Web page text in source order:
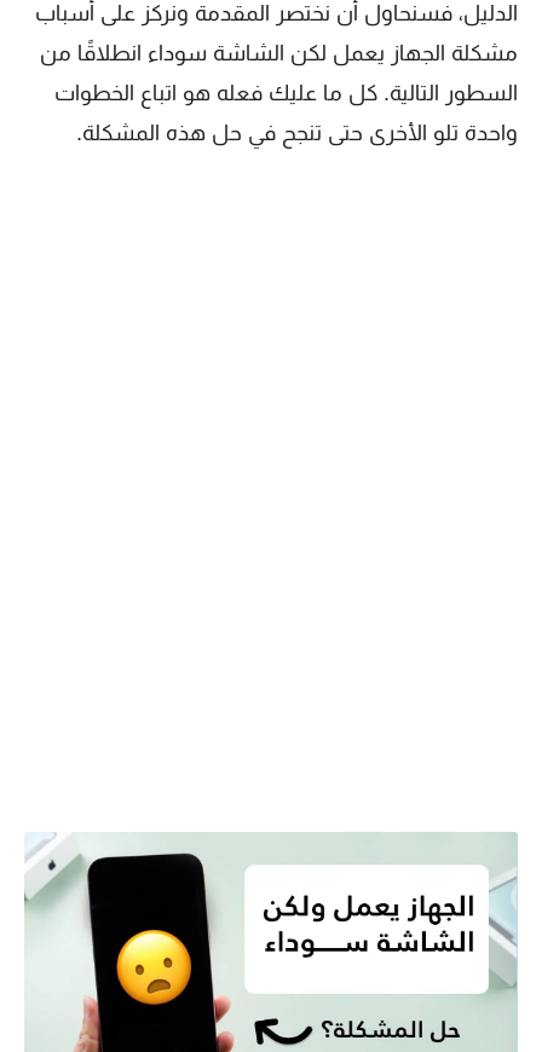
الدليل، فسنحاول أن نختصر المقدمة ونركز على أسباب
مشكلة الجهاز يعمل لكن الشاشة سوداء انطلاقًا من
السطور التالية. كل ما عليك فعله هو اتباع الخطوات
واحدة تلو الأخرى حتى تنجح في حل هذه المشكلة.